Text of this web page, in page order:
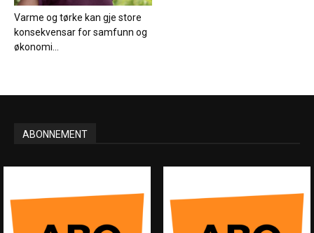
Varme og tørke kan gje store
konsekvensar for samfunn og
økonomi...
ABONNEMENT